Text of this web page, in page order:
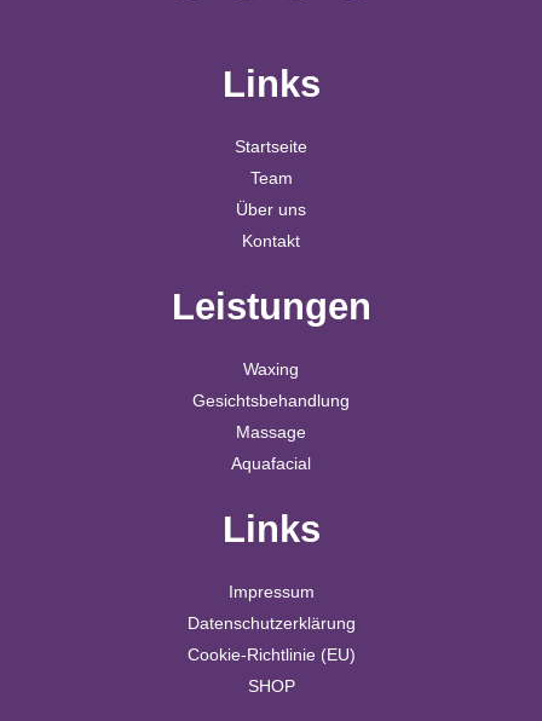
Links
Startseite
Team
Über uns
Kontakt
Leistungen
Waxing
Gesichtsbehandlung
Massage
Aquafacial
Links
Impressum
Datenschutzerklärung
Cookie-Richtlinie (EU)
SHOP